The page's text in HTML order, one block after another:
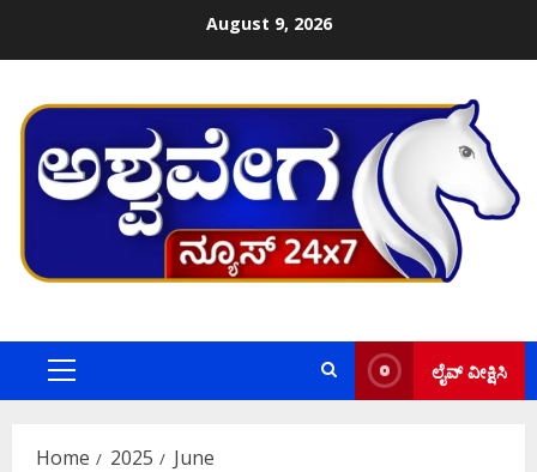
August 9, 2026
Primary
ಲೈವ್ ವೀಕ್ಷಿಸಿ
Home 2025 June